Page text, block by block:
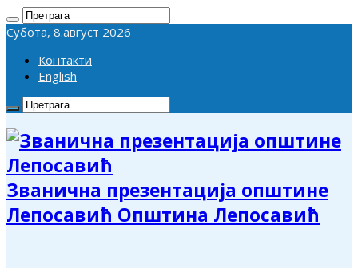
Субота, 8.август 2026
Контакти
English
Званична презентација општине
Лепосавић Општина Лепосавић